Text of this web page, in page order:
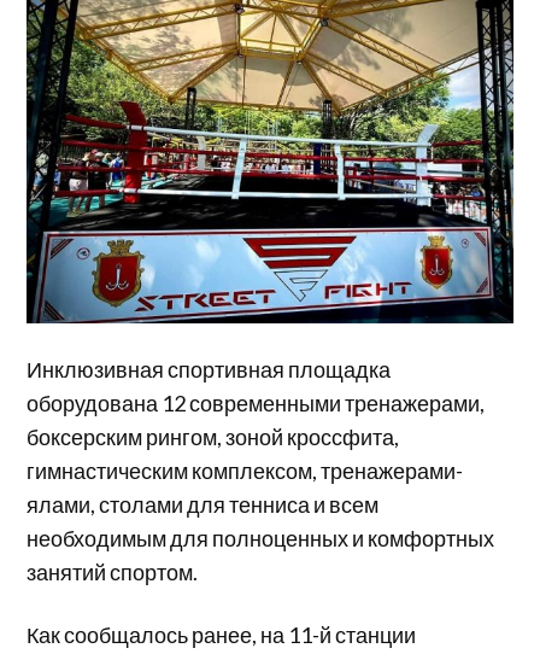
Инклюзивная спортивная площадка
оборудована 12 современными тренажерами,
боксерским рингом, зоной кроссфита,
гимнастическим комплексом, тренажерами-
ялами, столами для тенниса и всем
необходимым для полноценных и комфортных
занятий спортом.
Как сообщалось ранее, на 11-й станции